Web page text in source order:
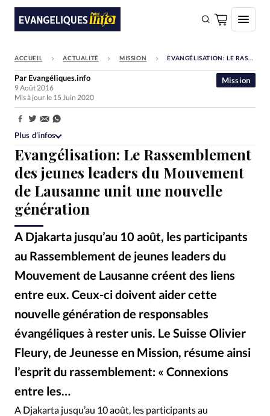
FAIRE UN DON
Faire un don
Société
Monde
Bible
Toute l'actualité
Se connecter
Devise:
CHF
RUBRIQUES
Mission
Monde People Politique
Religions
Société
ACCUEIL ACTUALITÉ MISSION EVANGÉLISATION: LE RASSEMBLEMENT DES JEUNES LEADERS DU MOUVEMENT DE LAUSANNE UNIT UNE NOUVELLE GÉNÉRATION
Evangélisation: Le Rassemblement
des jeunes leaders du Mouvement
de Lausanne unit une nouvelle
génération
A Djakarta jusqu’au 10 août, les participants
au Rassemblement de jeunes leaders du
Mouvement de Lausanne créent des liens
entre eux. Ceux-ci doivent aider cette
nouvelle génération de responsables
évangéliques à rester unis. Le Suisse Olivier
Fleury, de Jeunesse en Mission, résume ainsi
l’esprit du rassemblement: « Connexions
entre les…
Mission
Par Evangéliques.info
9 Août 2016
Mis à jour le 15 Juin 2020
Partager:
Plus d’infos
A Djakarta jusqu’au 10 août, les participants au